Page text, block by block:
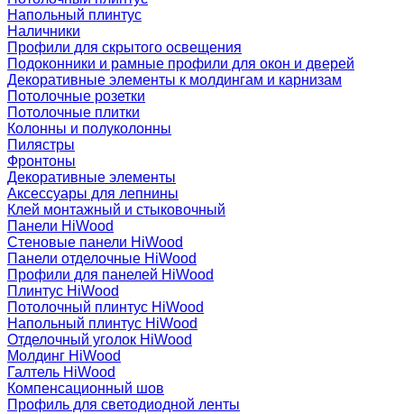
Напольный плинтус
Наличники
Профили для скрытого освещения
Подоконники и рамные профили для окон и дверей
Декоративные элементы к молдингам и карнизам
Потолочные розетки
Потолочные плитки
Колонны и полуколонны
Пилястры
Фронтоны
Декоративные элементы
Аксессуары для лепнины
Клей монтажный и стыковочный
Панели HiWood
Стеновые панели HiWood
Панели отделочные HiWood
Профили для панелей HiWood
Плинтус HiWood
Потолочный плинтус HiWood
Напольный плинтус HiWood
Отделочный уголок HiWood
Молдинг HiWood
Галтель HiWood
Компенсационный шов
Профиль для светодиодной ленты